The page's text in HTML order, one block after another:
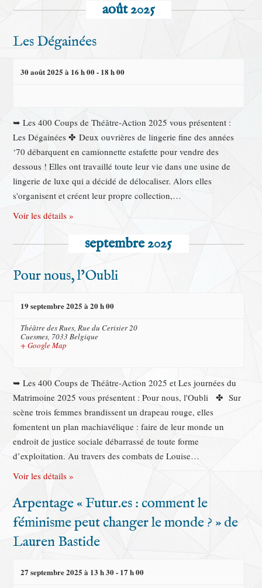
août 2025
Les Dégainées
30 août 2025 à 16 h 00- 18 h 00
➥ Les 400 Coups de Théâtre-Action 2025 vous présentent :
Les Dégainées ✤ Deux ouvrières de lingerie fine des années
‘70 débarquent en camionnette estafette pour vendre des
dessous ! Elles ont travaillé toute leur vie dans une usine de
lingerie de luxe qui a décidé de délocaliser. Alors elles
s'organisent et créent leur propre collection,…
Voir les détails »
septembre 2025
Pour nous, l’Oubli
19 septembre 2025 à 20 h 00
Théâtre des Rues, Rue du Cerisier 20
Cuesmes, 7033 Belgique
+ Google Map
➥ Les 400 Coups de Théâtre-Action 2025 et Les journées du
Matrimoine 2025 vous présentent : Pour nous, l'Oubli ✤ Sur
scène trois femmes brandissent un drapeau rouge, elles
fomentent un plan machiavélique : faire de leur monde un
endroit de justice sociale débarrassé de toute forme
d’exploitation. Au travers des combats de Louise…
Voir les détails »
Arpentage « Futur.es : comment le
féminisme peut changer le monde ? » de
Lauren Bastide
27 septembre 2025 à 13 h 30- 17 h 00